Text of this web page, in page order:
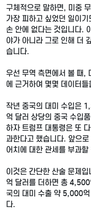
구체적으로 말하면, 미중
가장 피하고 싶었던 일이
손 안에 없다는 것입니다.
야가 아니라 그로 인해 더
습니다.
우선 무역 측면에서 볼 때,
에 근거하여 몇몇 데이터
작년 중국의 대미 수입은
억 달러 상당의 중국 수입
하자 트럼프 대통령은 또
과한다고 했습니다. 앞으
어치에 대한 관세를 부과
이것은 간단한 산술 문제
억 달러를 더하면 총
국의 대미 수출 약 5,000
다.